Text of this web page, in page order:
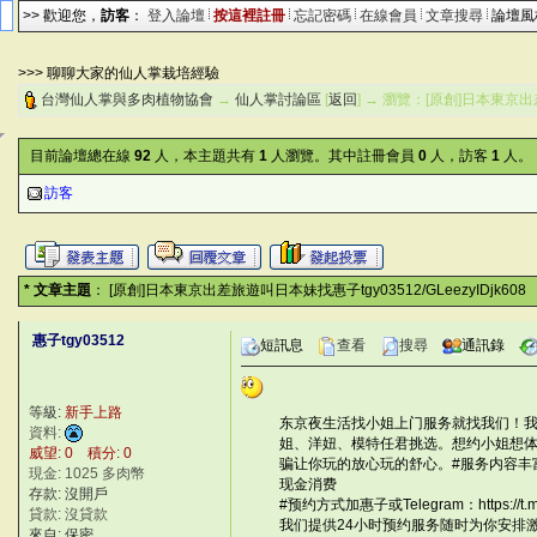
>> 歡迎您， 訪客 ： 登入論壇 按這裡註冊 忘記密碼 在線會員 文章搜尋 論壇
>>> 聊聊大家的仙人掌栽培經驗
台灣仙人掌與多肉植物協會 → 仙人掌討論區 [返回] → 瀏覽：[原創]日本東京
目前論壇總在線 92 人，本主題共有 1 人瀏覽。其中註冊會員 0 人，訪客 1 人
訪客
* 文章主題 ： [原創]日本東京出差旅遊叫日本妹找惠子tgy03512/GLeezyIDjk608
惠子tgy03512
等級: 新手上路
資料:
威望: 0 積分: 0
現金: 1025 多肉幣
存款: 沒開戶
貸款: 沒貸款
短訊息 查看 搜尋 通訊錄
东京夜生活找小姐上门服务就找我们！
姐、洋妞、模特任君挑选。想约小姐想
骗让你玩的放心玩的舒心。#服务内容
现金消费
#预约方式加惠子或Telegram：https://
我们提供24小时预约服务随时为你安排